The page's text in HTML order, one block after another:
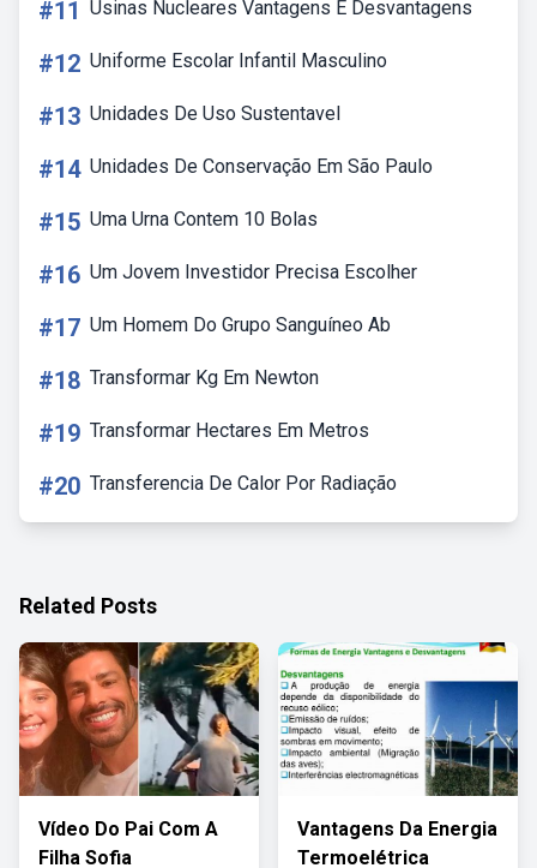
#11 Usinas Nucleares Vantagens E Desvantagens
#12 Uniforme Escolar Infantil Masculino
#13 Unidades De Uso Sustentavel
#14 Unidades De Conservação Em São Paulo
#15 Uma Urna Contem 10 Bolas
#16 Um Jovem Investidor Precisa Escolher
#17 Um Homem Do Grupo Sanguíneo Ab
#18 Transformar Kg Em Newton
#19 Transformar Hectares Em Metros
#20 Transferencia De Calor Por Radiação
Related Posts
Vídeo Do Pai Com A
Filha Sofia
Vantagens Da Energia
Termoelétrica